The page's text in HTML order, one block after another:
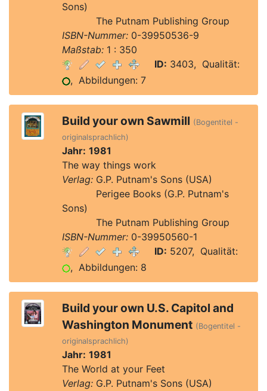
Sons)
The Putnam Publishing Group
ISBN-Nummer:0-39950536-9
Maßstab:1 : 350
ID: 3403, Qualität:
, Abbildungen: 7
Build your own Sawmill (Bogentitel -
originalsprachlich)
Jahr: 1981
The way things work
Verlag:G.P. Putnam's Sons (USA)
Perigee Books (G.P. Putnam's
Sons)
The Putnam Publishing Group
ISBN-Nummer:0-39950560-1
ID: 5207, Qualität:
, Abbildungen: 8
Build your own U.S. Capitol and
Washington Monument (Bogentitel -
originalsprachlich)
Jahr: 1981
The World at your Feet
Verlag:G.P. Putnam's Sons (USA)